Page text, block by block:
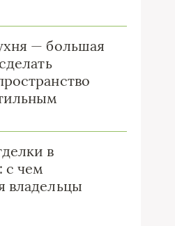
— большая
в
с чем
владельцы